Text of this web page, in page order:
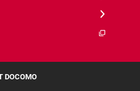
DOCOMO